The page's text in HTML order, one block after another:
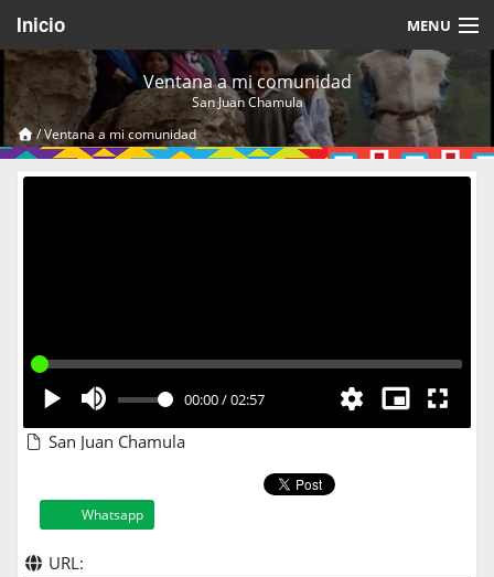
Inicio MENU
Acerca de
Videos Temáticos
Cerrar Sesión
Ventana a mi comunidad
San Juan Chamula
/Ventana a mi comunidad
00:00/02:57
San Juan Chamula
Whatsapp
URL: